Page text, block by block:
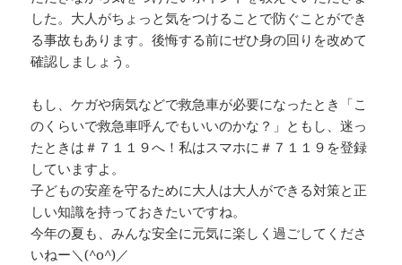
した。大人がちょっと気をつけることで防ぐことができ
る事故もあります。後悔する前にぜひ身の回りを改めて
確認しましょう。
もし、ケガや病気などで救急車が必要になったとき「こ
のくらいで救急車呼んでもいいのかな？」ともし、迷っ
たときは＃７１１９へ！私はスマホに＃７１１９を登録
していますよ。
子どもの安産を守るために大人は大人ができる対策と正
しい知識を持っておきたいですね。
今年の夏も、みんな安全に元気に楽しく過ごしてくださ
いねー＼(^o^)／